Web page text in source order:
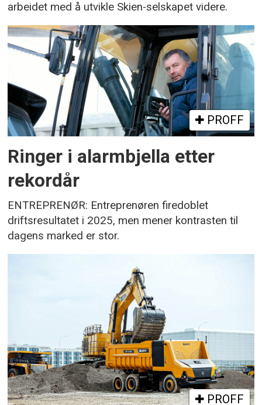
arbeidet med å utvikle Skien-selskapet videre.
PROFF
Ringer i alarmbjella etter
rekordår
ENTREPRENØR: Entreprenøren firedoblet
driftsresultatet i 2025, men mener kontrasten til
dagens marked er stor.
PROFF